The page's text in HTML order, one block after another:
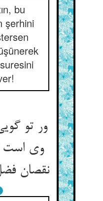
bu
şerhini
ور تو
وی
نقصان